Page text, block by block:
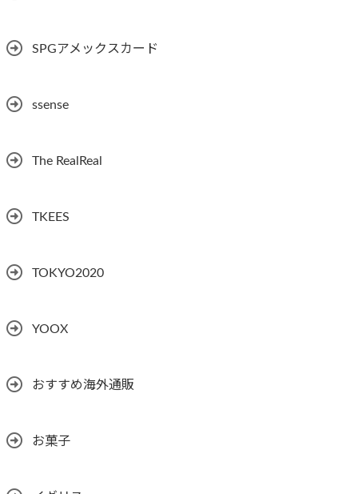
SPGアメックスカード
ssense
The RealReal
TKEES
TOKYO2020
YOOX
おすすめ海外通販
お菓子